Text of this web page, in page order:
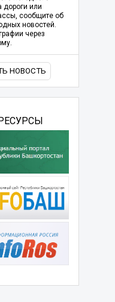
дороги или
сообщите об
новостей.
через
НОВОСТЬ